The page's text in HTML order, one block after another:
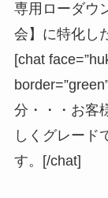
専用ローダウ
会】に特化し
[chat
分・・・お客
しくグレード
す。[/chat]